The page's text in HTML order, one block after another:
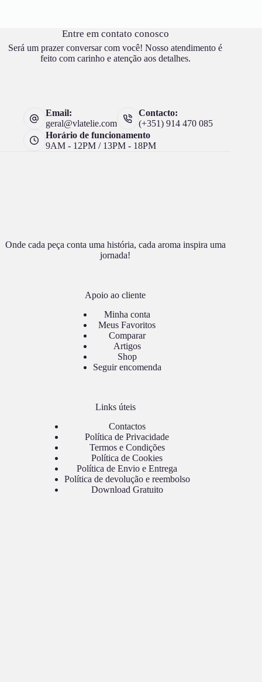
Entre em contato conosco
Será um prazer conversar com você! Nosso atendimento é
feito com carinho e atenção aos detalhes.
Email:
geral@vlatelie.com
Contacto:
(+351) 914 470 085
Horário de funcionamento
9AM - 12PM / 13PM - 18PM
Onde cada peça conta uma história, cada aroma inspira uma
jornada!
Apoio ao cliente
Minha conta
Meus Favoritos
Comparar
Artigos
Shop
Seguir encomenda
Links úteis
Contactos
Política de Privacidade
Termos e Condições
Política de Cookies
Política de Envio e Entrega
Política de devolução e reembolso
Download Gratuito